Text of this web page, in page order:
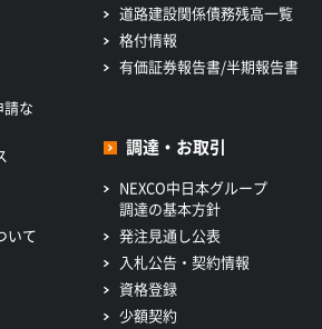
な
いて
道路建設関係債務残高一覧
格付情報
有価証券報告書/半期報告書
調達・お取引
NEXCO中日本グループ
調達の基本方針
発注見通し公表
入札公告・契約情報
資格登録
少額契約